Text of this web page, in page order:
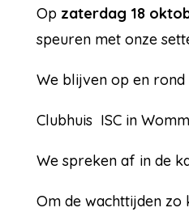
Op zaterdag 18
speuren met onze
We blijven op en rond
Clubhuis ISC in
We spreken af in de
Om de wachttijden